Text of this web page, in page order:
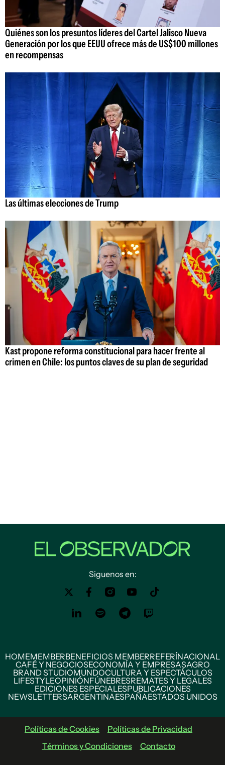
Quiénes son los presuntos líderes del Cartel Jalisco Nueva
Generación por los que EEUU ofrece más de US$100 millones
en recompensas
Las últimas elecciones de Trump
Kast propone reforma constitucional para hacer frente al
crimen en Chile: los puntos claves de su plan de seguridad
Siguenos en:
HOMEMEMBERBENEFICIOS MEMBERREFERÍNACIONAL
CAFÉ Y NEGOCIOSECONOMÍA Y EMPRESASAGRO
BRAND STUDIOMUNDOCULTURA Y ESPECTÁCULOS
LIFESTYLEOPINIÓNFÚNEBRESREMATES Y LEGALES
EDICIONES ESPECIALESPUBLICACIONES
NEWSLETTERSARGENTINAESPAÑAESTADOS UNIDOS
Políticas de Cookies
Políticas de Privacidad
Términos y Condiciones
Contacto